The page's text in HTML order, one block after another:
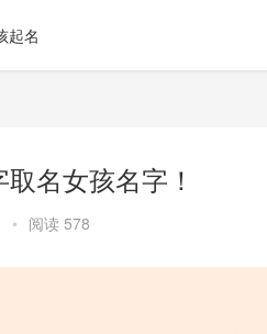
起名
名女孩名字！
• 阅读 578